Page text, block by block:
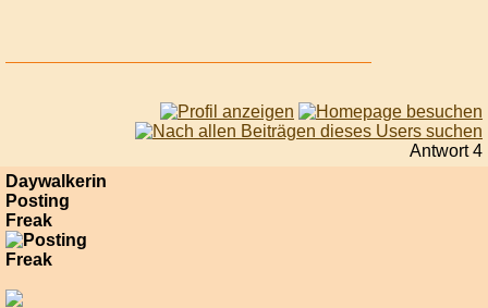
Antwort 4
Daywalkerin
Posting
Freak